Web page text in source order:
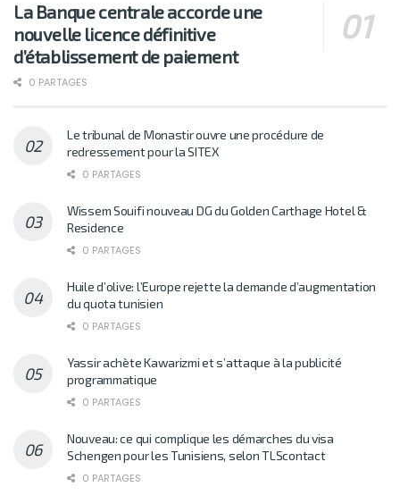
La Banque centrale accorde une
nouvelle licence définitive
d’établissement de paiement
0 PARTAGES
Le tribunal de Monastir ouvre une procédure de
redressement pour la SITEX
0 PARTAGES
Wissem Souifi nouveau DG du Golden Carthage Hotel &
Residence
0 PARTAGES
Huile d’olive: l’Europe rejette la demande d’augmentation
du quota tunisien
0 PARTAGES
Yassir achète Kawarizmi et s’attaque à la publicité
programmatique
0 PARTAGES
Nouveau: ce qui complique les démarches du visa
Schengen pour les Tunisiens, selon TLScontact
0 PARTAGES